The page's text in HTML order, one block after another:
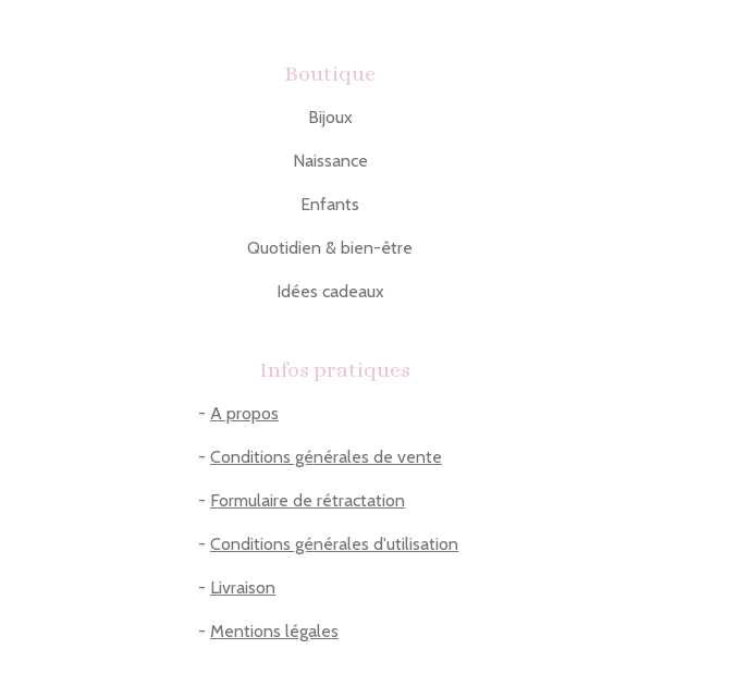
Boutique
Bijoux
Naissance
Enfants
Quotidien & bien-être
Idées cadeaux
Infos pratiques
- A propos
- Conditions générales de vente
- Formulaire de rétractation
- Conditions générales d'utilisation
- Livraison
- Mentions légales